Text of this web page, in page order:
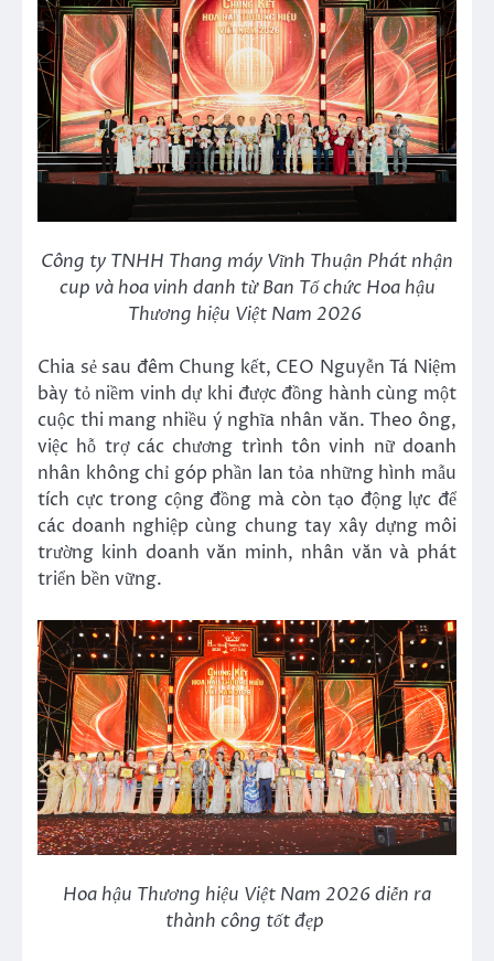
Công ty TNHH Thang máy Vĩnh Thuận Phát nhận
cup và hoa vinh danh từ Ban Tổ chức Hoa hậu
Thương hiệu Việt Nam 2026
Chia sẻ sau đêm Chung kết, CEO Nguyễn Tá Niệm
bày tỏ niềm vinh dự khi được đồng hành cùng một
cuộc thi mang nhiều ý nghĩa nhân văn. Theo ông,
việc hỗ trợ các chương trình tôn vinh nữ doanh
nhân không chỉ góp phần lan tỏa những hình mẫu
tích cực trong cộng đồng mà còn tạo động lực để
các doanh nghiệp cùng chung tay xây dựng môi
trường kinh doanh văn minh, nhân văn và phát
triển bền vững.
Hoa hậu Thương hiệu Việt Nam 2026 diễn ra
thành công tốt đẹp